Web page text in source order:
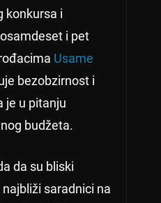
konkursa i
i pet
Usame
bezobzirnost i
je u pitanju
budžeta.
da su bliski
saradnici na